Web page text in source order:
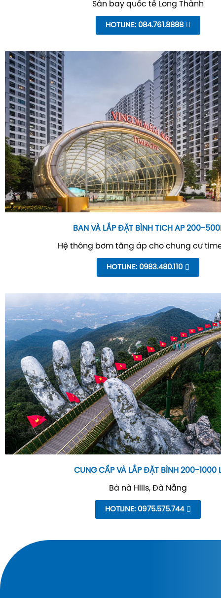
Sân bay quốc tế Long Thành
HOTLINE: 084.761.8888
BÁN VÀ LẮP ĐẶT BÌNH TÍCH ÁP 200-
Hệ thông bơm tăng áp cho chung cư
HOTLINE: 0983.480.110
CUNG CẤP VÀ LẮP ĐẶT BÌNH 200-1000
Bà nà Hills, Đà Nẵng
HOTLINE: 0975.575.744